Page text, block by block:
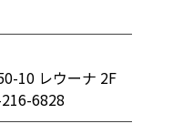
10 レウーナ 2F
6828